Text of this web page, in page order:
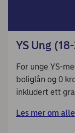
YS Ung
For unge YS-
boliglån og 0
inkludert ett
Les mer om